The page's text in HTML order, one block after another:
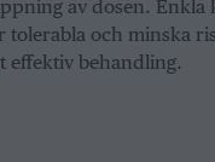
av dosen. Enkla
tolerabla och minska
effektiv behandling.